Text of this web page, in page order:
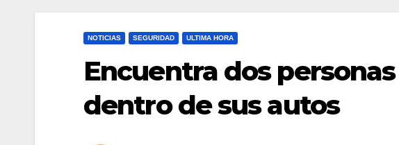
NOTICIAS SEGURIDAD ULTIMA HORA
Encuentra dos
dentro de sus autos